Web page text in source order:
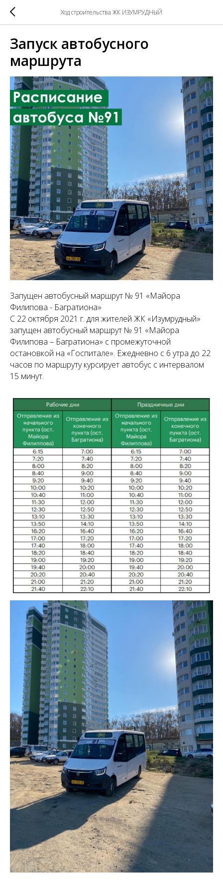
Ход строительства ЖК ИЗУМРУДНЫЙ
Запуск автобусного
маршрута
Запущен автобусный маршрут № 91 «Майора
Филипова - Багратиона»
С 22 октября 2021 г. для жителей ЖК «Изумрудный»
запущен автобусный маршрут № 91 «Майора
Филипова – Багратиона» с промежуточной
остановкой на «Госпитале». Ежедневно с 6 утра до 22
часов по маршруту курсирует автобус с интервалом
15 минут.